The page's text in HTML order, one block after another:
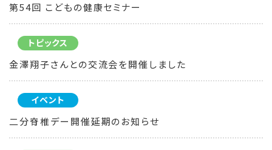
第54回 こどもの健康セミナー
トピックス
金澤翔子さんとの交流会を開催しました
イベント
二分脊椎デー開催延期のお知らせ